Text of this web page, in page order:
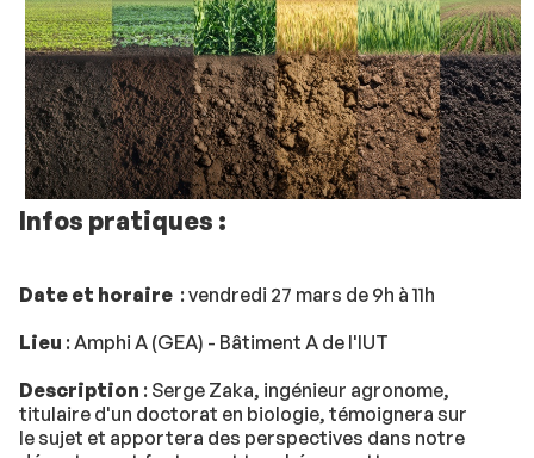
Infos pratiques :
Date et horaire : vendredi 27 mars de 9h à 11h
Lieu : Amphi A (GEA) - Bâtiment A de l'IUT
Description : Serge Zaka, ingénieur agronome,
titulaire d'un doctorat en biologie, témoignera sur
le sujet et apportera des perspectives dans notre